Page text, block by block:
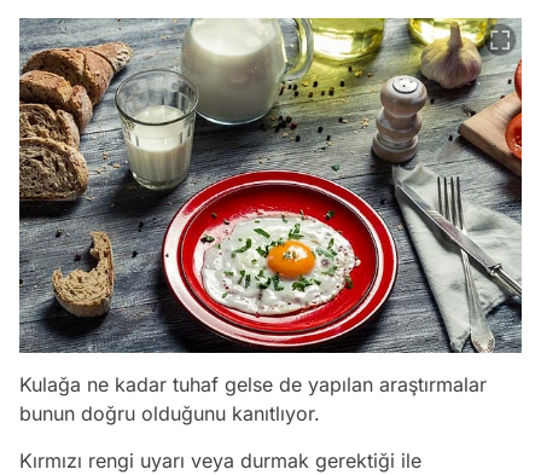
Kulağa ne kadar tuhaf gelse de yapılan araştırmalar
bunun doğru olduğunu kanıtlıyor.
Kırmızı rengi uyarı veya durmak gerektiği ile